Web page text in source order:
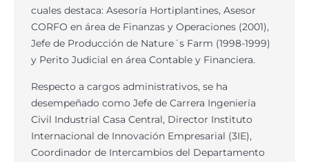
cuales destaca: Asesoría Hortiplantines, Asesor
CORFO en área de Finanzas y Operaciones (2001),
Jefe de Producción de Nature´s Farm (1998-1999)
y Perito Judicial en área Contable y Financiera.
Respecto a cargos administrativos, se ha
desempeñado como Jefe de Carrera Ingeniería
Civil Industrial Casa Central, Director Instituto
Internacional de Innovación Empresarial (3IE),
Coordinador de Intercambios del Departamento